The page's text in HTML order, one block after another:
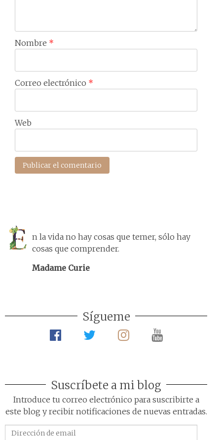
Nombre *
Correo electrónico *
Web
n la vida no hay cosas que temer, sólo hay
cosas que comprender.
Madame Curie
Sígueme
Suscríbete a mi blog
Introduce tu correo electrónico para suscribirte a
este blog y recibir notificaciones de nuevas entradas.